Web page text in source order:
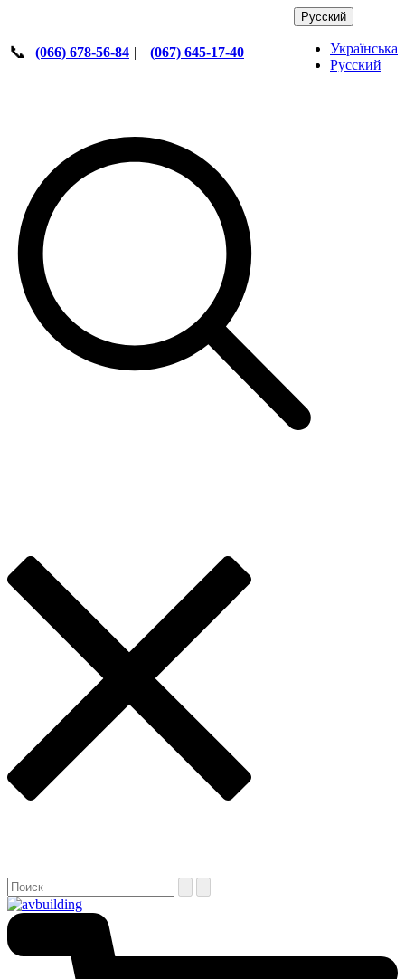
📞 (066) 678-56-84 | (067) 645-17-40
Русский
Українська
Русский